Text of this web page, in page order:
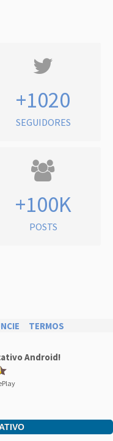
+1020
SEGUIDORES
+100K
POSTS
TERMOS
Android!